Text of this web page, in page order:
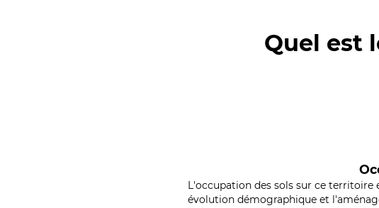
Quel est
L'occupation des sols sur ce territoire
évolution démographique et